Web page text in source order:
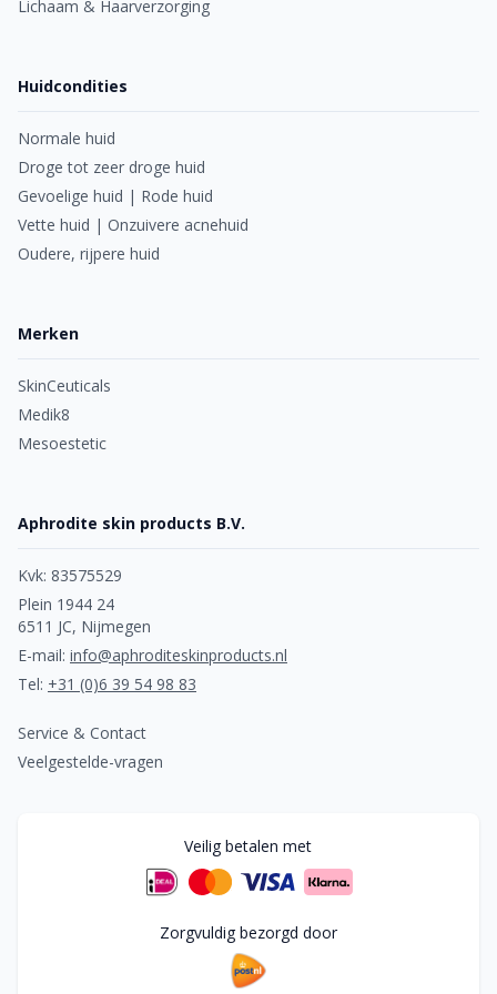
Rode huid
Lichaam & Haarverzorging
Huidcondities
Normale huid
Droge tot zeer droge huid
Gevoelige huid | Rode huid
Vette huid | Onzuivere acnehuid
Oudere, rijpere huid
Merken
SkinCeuticals
Medik8
Mesoestetic
Aphrodite skin products B.V.
Kvk: 83575529
Plein 1944 24
6511 JC, Nijmegen
E-mail: info@aphroditeskinproducts.nl
Tel: +31 (0)6 39 54 98 83
Service & Contact
Veelgestelde-vragen
Veilig betalen met
Zorgvuldig bezorgd door